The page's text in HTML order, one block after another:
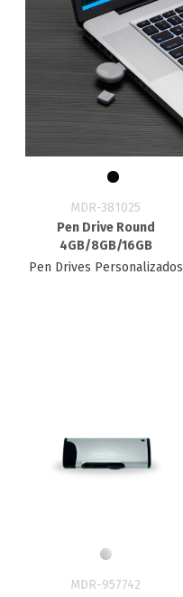
MDR-381025
Pen Drive Round
4GB/8GB/16GB
Pen Drives Personalizados
MDR-957742